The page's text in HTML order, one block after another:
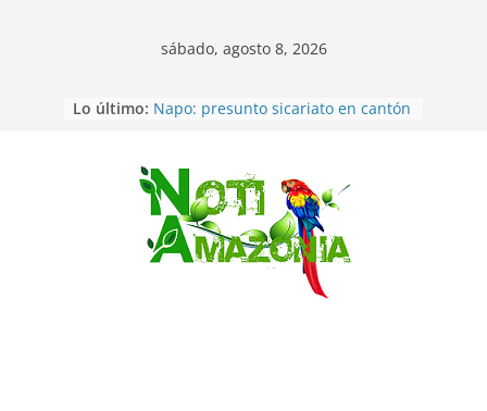
Saltar
sábado, agosto 8, 2026
Lo último: Napo: presunto sicariato en cantón
desaparecidos fueron encontrados
muertos en Puerto lopez
Sentencian a 34 años de prisión a
implicados en caso de Alison,
oriunda de Tena
Vozinha, el arquero sensación de
cabo Verde, ya llegó para